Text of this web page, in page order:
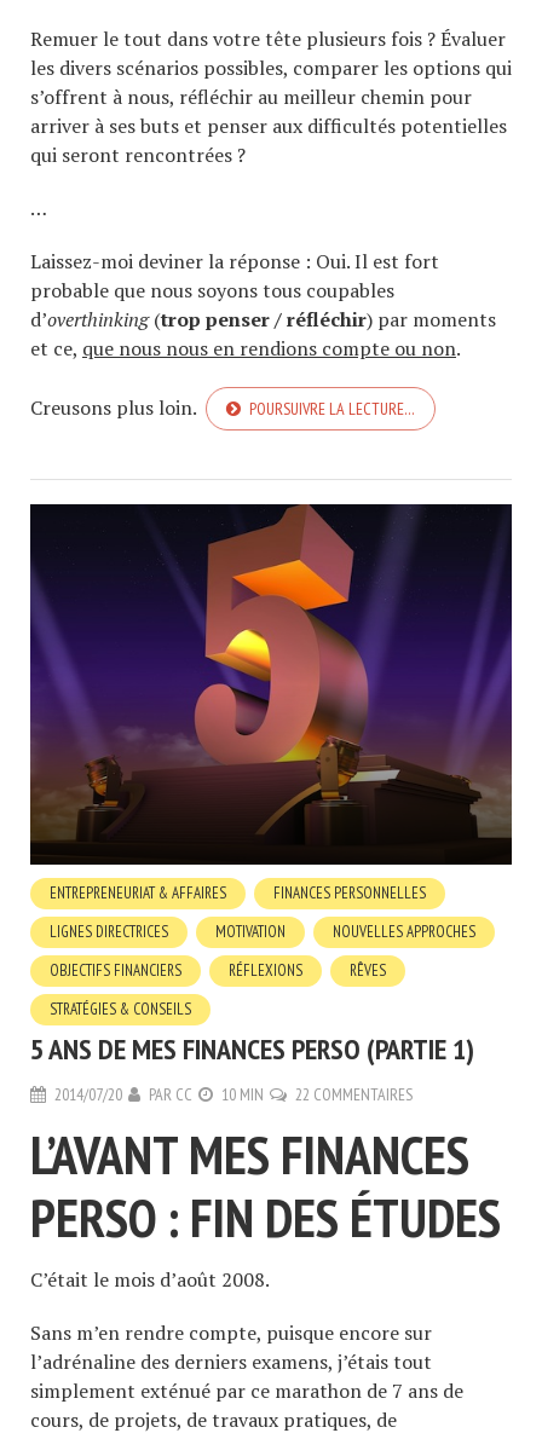
Remuer le tout dans votre tête plusieurs fois ? Évaluer
les divers scénarios possibles, comparer les options qui
s’offrent à nous, réfléchir au meilleur chemin pour
arriver à ses buts et penser aux difficultés potentielles
qui seront rencontrées ?
…
Laissez-moi deviner la réponse : Oui. Il est fort
probable que nous soyons tous coupables
d’overthinking(trop penser / réfléchir) par moments
et ce, que nous nous en rendions compte ou non.
Creusons plus loin. POURSUIVRE LA LECTURE…
ENTREPRENEURIAT & AFFAIRES
FINANCES PERSONNELLES
LIGNES DIRECTRICES
MOTIVATION
NOUVELLES APPROCHES
OBJECTIFS FINANCIERS
RÉFLEXIONS
RÊVES
STRATÉGIES & CONSEILS
5 ANS DE MES FINANCES PERSO (PARTIE 1)
2014/07/20 PAR CC 10 MIN 22 COMMENTAIRES
L’AVANT MES FINANCES
PERSO : FIN DES ÉTUDES
C’était le mois d’août 2008.
Sans m’en rendre compte, puisque encore sur
l’adrénaline des derniers examens, j’étais tout
simplement exténué par ce marathon de 7 ans de
cours, de projets, de travaux pratiques, de